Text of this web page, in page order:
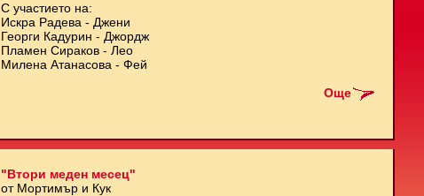
С участието на:
Искра Радева - Джени
Георги Кадурин - Джордж
Пламен Сираков - Лео
Милена Атанасова - Фей
Още
"Втори меден месец"
от Мортимър и Кук